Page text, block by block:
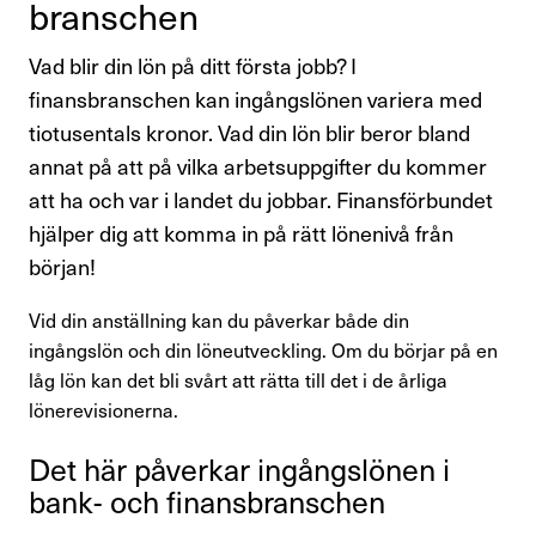
Kompetensutveckling
Råd och stöd om lön
Pension
Semester
Sjukskrivning
bran­schen
Vad blir din lön på ditt första jobb? I
finansbranschen kan ingångslönen variera med
tiotusentals kronor. Vad din lön blir beror bland
annat på att på vilka arbetsuppgifter du kommer
att ha och var i landet du jobbar. Finansförbundet
hjälper dig att komma in på rätt lönenivå från
början!
Vid din anställning kan du påverkar både din
ingångslön och din löneutveckling. Om du börjar på en
låg lön kan det bli svårt att rätta till det i de årliga
lönerevisionerna.
Det här påverkar ingångs­lönen i
bank- och finans­bran­schen